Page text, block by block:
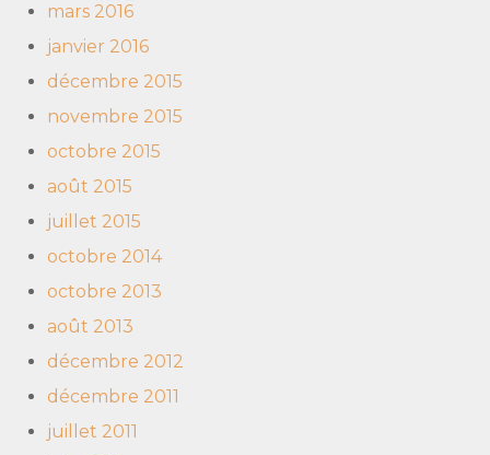
mars 2016
janvier 2016
décembre 2015
novembre 2015
octobre 2015
août 2015
juillet 2015
octobre 2014
octobre 2013
août 2013
décembre 2012
décembre 2011
juillet 2011